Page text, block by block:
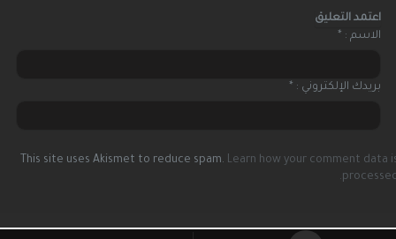
الاسم : *
بريدك الإلكتروني : *
This site uses Akismet to reduce spam. Learn how your comment data